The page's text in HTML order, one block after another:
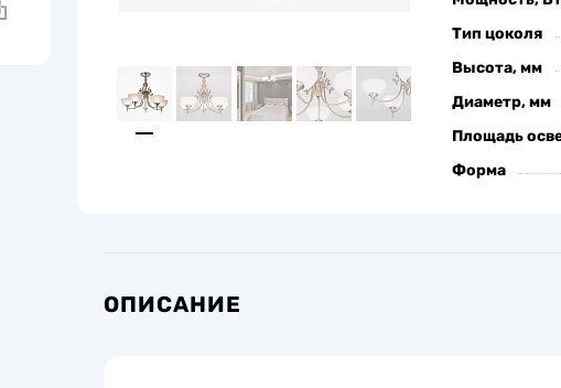
Тип цоколя
Высота, мм
Диаметр, мм
Площадь
Форма
ОПИСАНИЕ